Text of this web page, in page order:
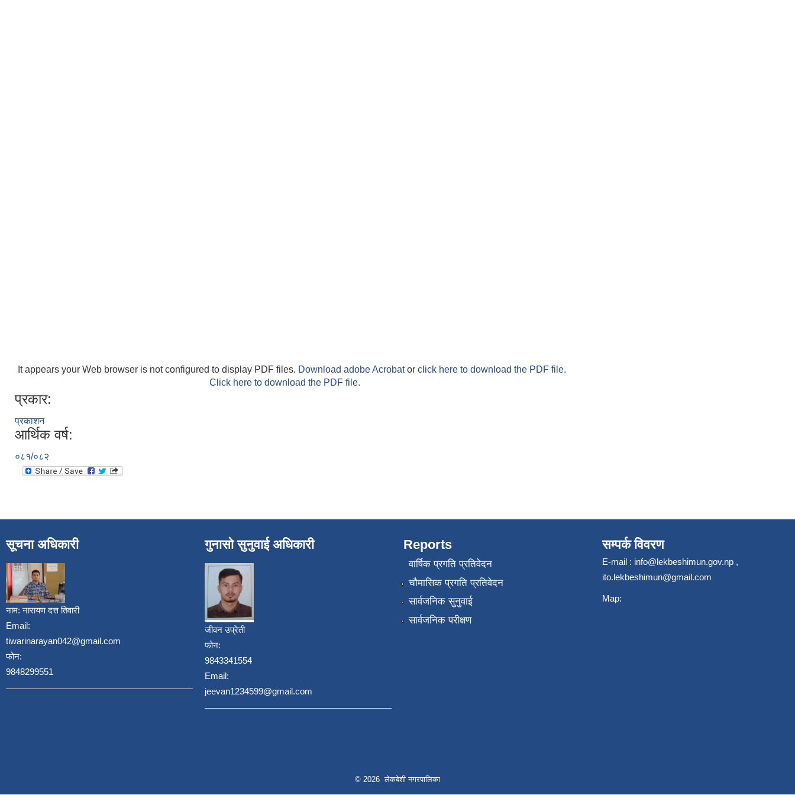
It appears your Web browser is not configured to display PDF files. Download adobe Acrobator click here to download the PDF file.
Click here to download the PDF file.
प्रकार:
प्रकाशन
आर्थिक वर्ष:
०८१/०८२
सूचना अधिकारी
नाम:नारायण दत्त तिवारी
Email:
tiwarinarayan042@gmail.com
फोन:
9848299551
गुनासो सुनुवाई अधिकारी
जीवन उप्रेती
फोन:
9843341554
Email:
jeevan1234599@gmail.com
Reports
वार्षिक प्रगति प्रतिवेदन
चौमासिक प्रगति प्रतिवेदन
सार्वजनिक सुनुवाई
सार्वजनिक परीक्षण
सम्पर्क विवरण
E-mail : info@lekbeshimun.gov.np ,
ito.lekbeshimun@gmail.com
Map:
© 2026 लेकबेशी नगरपालिका